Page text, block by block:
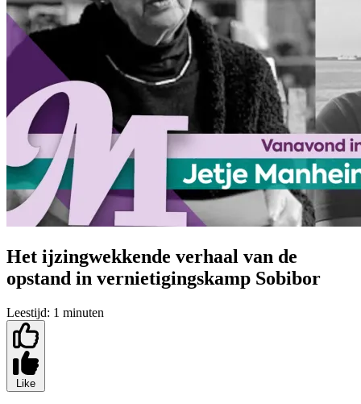
Het ijzingwekkende verhaal van de
opstand in vernietigingskamp Sobibor
Leestijd: 1 minuten
Like